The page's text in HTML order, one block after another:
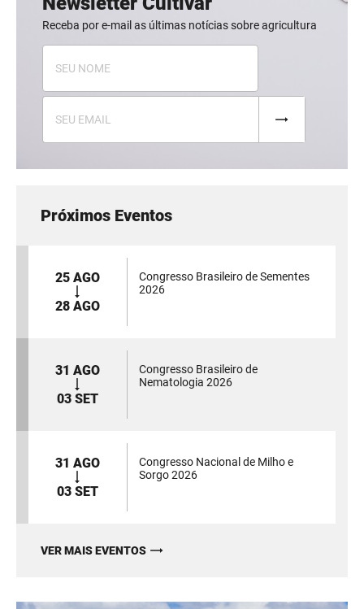
Receba por e-mail as últimas notícias sobre agricultura
Próximos Eventos
25 AGO
28 AGO
Congresso Brasileiro de Sementes
2026
31 AGO
03 SET
Congresso Brasileiro de
Nematologia 2026
31 AGO
03 SET
Congresso Nacional de Milho e
Sorgo 2026
VER MAIS EVENTOS